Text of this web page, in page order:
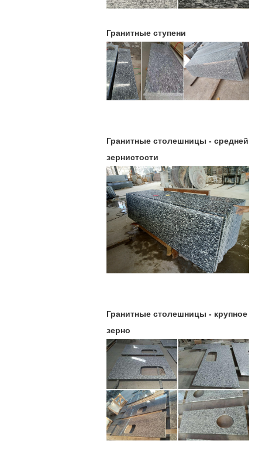
Гранитные ступени
Гранитные столешницы - средней
зернистости
Гранитные столешницы - крупное
зерно